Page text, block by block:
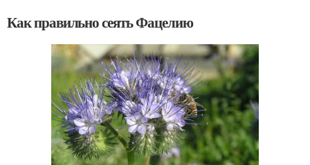
Как правильно сеять Фацелию